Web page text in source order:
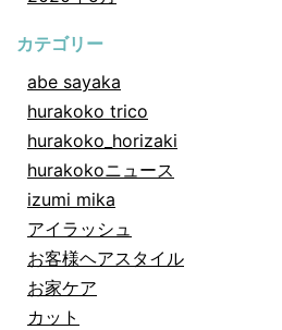
カテゴリー
abe sayaka
hurakoko trico
hurakoko_horizaki
hurakokoニュース
izumi mika
アイラッシュ
お客様ヘアスタイル
お家ケア
カット